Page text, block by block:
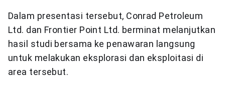
Dalam presentasi tersebut, Conrad Petroleum
Ltd. dan Frontier Point Ltd. berminat melanjutkan
hasil studi bersama ke penawaran langsung
untuk melakukan eksplorasi dan eksploitasi di
area tersebut.